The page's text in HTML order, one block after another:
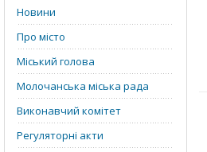
Новини
Про місто
Міський голова
Молочанська міська рада
Виконавчий комітет
Регуляторні акти